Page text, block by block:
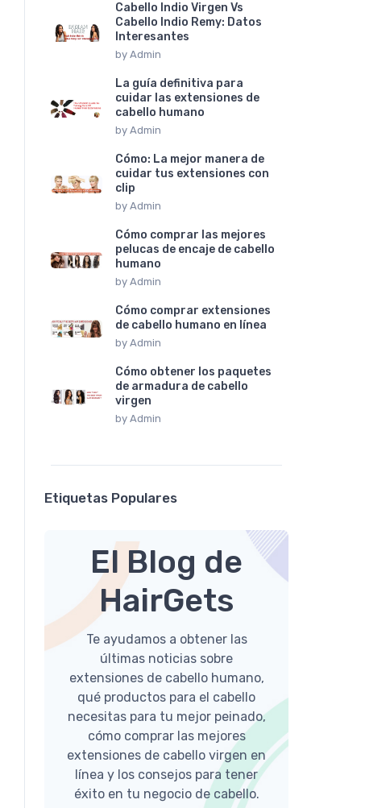
Cabello Indio Virgen Vs
Cabello Indio Remy: Datos
Interesantes
by Admin
La guía definitiva para
cuidar las extensiones de
cabello humano
by Admin
Cómo: La mejor manera de
cuidar tus extensiones con
clip
by Admin
Cómo comprar las mejores
pelucas de encaje de cabello
humano
by Admin
Cómo comprar extensiones
de cabello humano en línea
by Admin
Cómo obtener los paquetes
de armadura de cabello
virgen
by Admin
Etiquetas Populares
El Blog de
HairGets
Te ayudamos a obtener las
últimas noticias sobre
extensiones de cabello humano,
qué productos para el cabello
necesitas para tu mejor peinado,
cómo comprar las mejores
extensiones de cabello virgen en
línea y los consejos para tener
éxito en tu negocio de cabello.